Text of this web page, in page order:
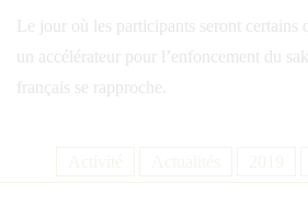
Le jour où les participants seront certains
un accélérateur pour l’enfoncement du
français se rapproche.